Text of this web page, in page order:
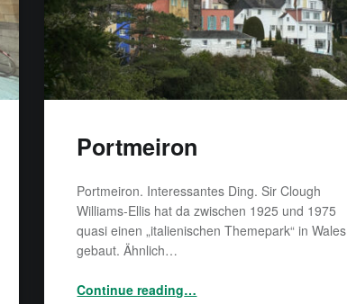
Portmeiron
Portmeiron. Interessantes Ding. Sir Clough
Williams-Ellis hat da zwischen 1925 und 1975
quasi einen „italienischen Themepark“ in Wales
gebaut. Ähnlich…
Continue reading…